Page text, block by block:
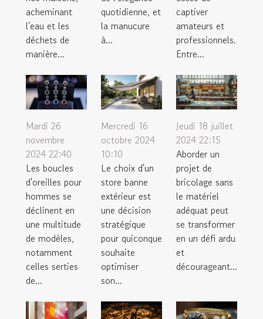
acheminant
l'eau et les
déchets de
manière...
quotidienne, et
la manucure
à...
captiver
amateurs et
professionnels.
Entre...
Mardi 26
novembre
2024 22:40
Les boucles
d'oreilles pour
hommes se
déclinent en
une multitude
de modèles,
notamment
celles serties
de...
Mercredi 16
octobre 2024
10:10
Le choix d'un
store banne
extérieur est
une décision
stratégique
pour quiconque
souhaite
optimiser
son...
Jeudi 18 juillet
2024 22:15
Aborder un
projet de
bricolage sans
le matériel
adéquat peut
se transformer
en un défi ardu
et
décourageant...